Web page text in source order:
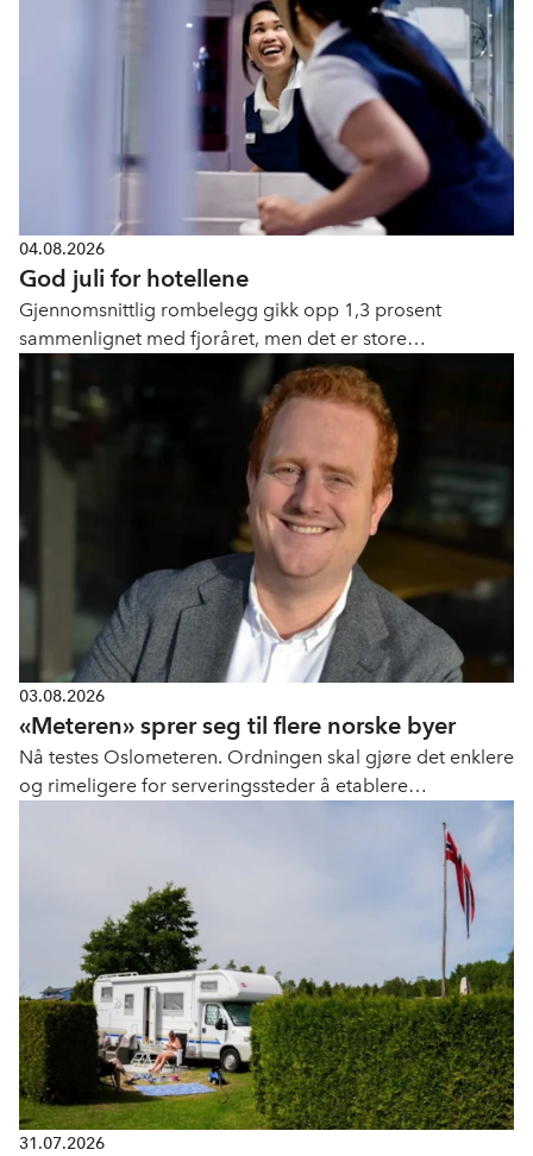
04.08.2026
God juli for hotellene
Gjennomsnittlig rombelegg gikk opp 1,3 prosent
sammenlignet med fjoråret, men det er store
geografiske forskjeller.
03.08.2026
«Meteren» sprer seg til flere norske byer
Nå testes Oslometeren. Ordningen skal gjøre det enklere
og rimeligere for serveringssteder å etablere
31.07.2026